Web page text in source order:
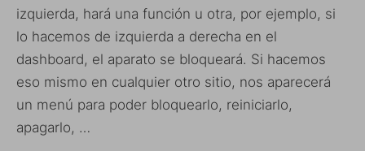
izquierda, hará una función u otra, por ejemplo, si
lo hacemos de izquierda a derecha en el
dashboard, el aparato se bloqueará. Si hacemos
eso mismo en cualquier otro sitio, nos aparecerá
un menú para poder bloquearlo, reiniciarlo,
apagarlo, …